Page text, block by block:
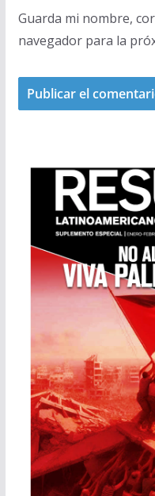
Guarda mi nombre,
navegador para la